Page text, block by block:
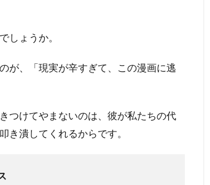
しょうか。
が、「現実が辛すぎて、この漫画に逃
つけてやまないのは、彼が私たちの代
き潰してくれるからです。